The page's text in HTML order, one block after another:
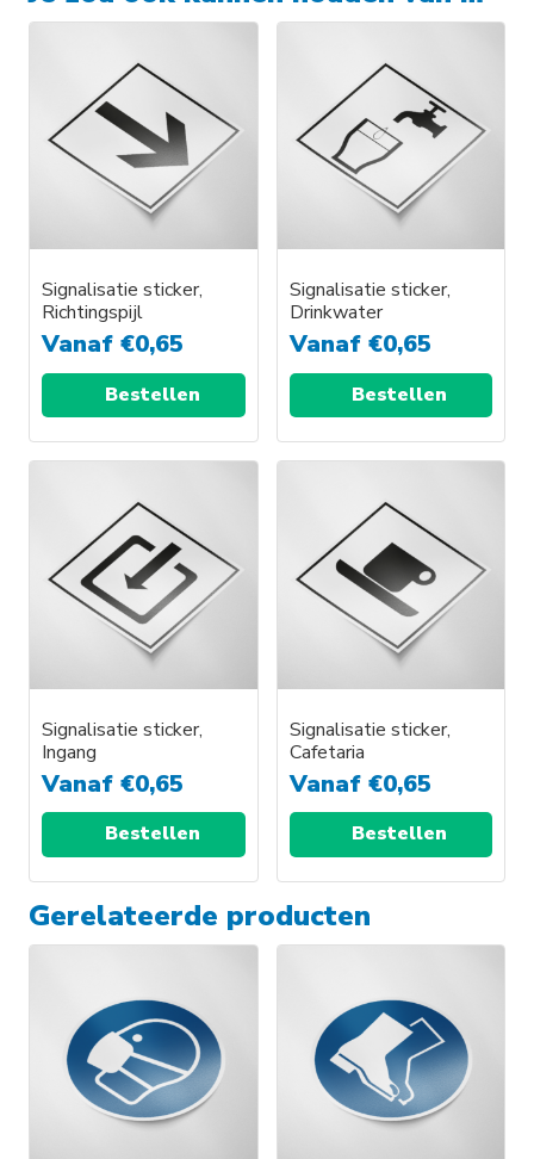
Signalisatie sticker,
Richtingspijl
Vanaf €0,65
Bestellen
Signalisatie sticker,
Drinkwater
Vanaf €0,65
Bestellen
Signalisatie sticker,
Ingang
Vanaf €0,65
Bestellen
Signalisatie sticker,
Cafetaria
Vanaf €0,65
Bestellen
Gerelateerde producten